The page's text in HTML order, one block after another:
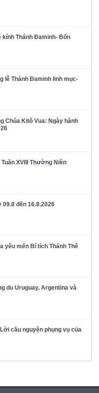
kính Thánh Đaminh- Bổn
lễ Thánh Đaminh linh mục-
Chúa Kitô Vua: Ngày hành
XVIII Thường Niên
09.8 đến 16.8.2026
yêu mến Bí tích Thánh Thể
du Uruguay, Argentina và
cầu nguyện phụng vụ của